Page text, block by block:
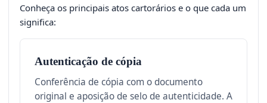
Conheça os principais atos cartorários e o que cada um
significa:
Autenticação de cópia
Conferência de cópia com o documento
original e aposição de selo de autenticidade. A